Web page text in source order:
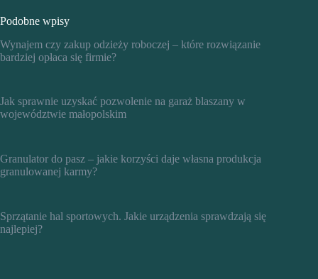
Podobne wpisy
Wynajem czy zakup odzieży roboczej – które rozwiązanie
bardziej opłaca się firmie?
Jak sprawnie uzyskać pozwolenie na garaż blaszany w
województwie małopolskim
Granulator do pasz – jakie korzyści daje własna produkcja
granulowanej karmy?
Sprzątanie hal sportowych. Jakie urządzenia sprawdzają się
najlepiej?